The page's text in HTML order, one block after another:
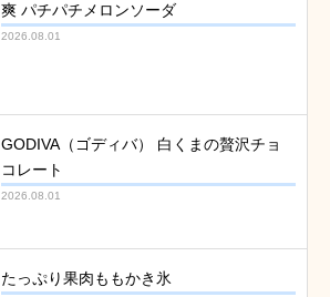
爽 パチパチメロンソーダ
2026.08.01
GODIVA（ゴディバ） 白くまの贅沢チョ
コレート
2026.08.01
たっぷり果肉ももかき氷